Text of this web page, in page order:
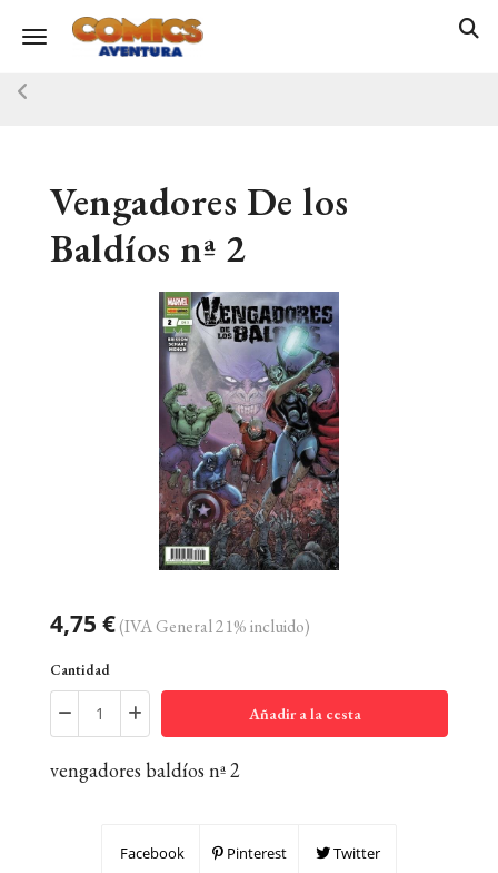
Toggle navigation
Vengadores De los
Baldíos nª 2
4,75 €(IVA General 21% incluido)
Cantidad
Añadir a la cesta
vengadores baldíos nª 2
Facebook Pinterest Twitter